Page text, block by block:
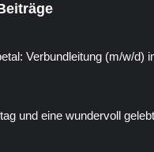
Verbundleitung (m/w/d)
und eine wundervoll